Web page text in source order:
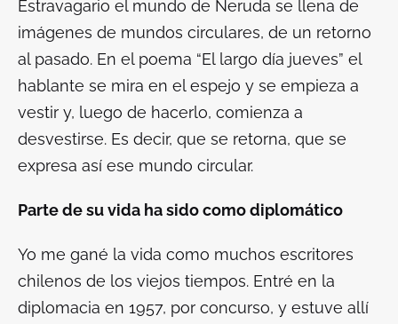
Estravagario el mundo de Neruda se llena de
imágenes de mundos circulares, de un retorno
al pasado. En el poema “El largo día jueves” el
hablante se mira en el espejo y se empieza a
vestir y, luego de hacerlo, comienza a
desvestirse. Es decir, que se retorna, que se
expresa así ese mundo circular.
Parte de su vida ha sido como diplomático
Yo me gané la vida como muchos escritores
chilenos de los viejos tiempos. Entré en la
diplomacia en 1957, por concurso, y estuve allí